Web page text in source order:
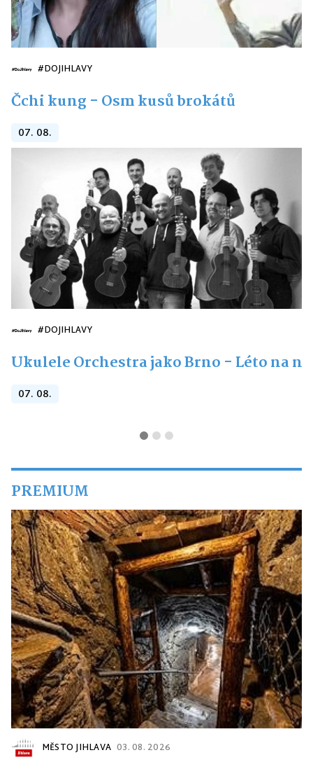
#DOJIHLAVY
Čchi kung - Osm kusů brokátů
07. 08.
#DOJIHLAVY
Ukulele Orchestra jako Brno - Léto na
07. 08.
PREMIUM
MĚSTO JIHLAVA 03. 08. 2026